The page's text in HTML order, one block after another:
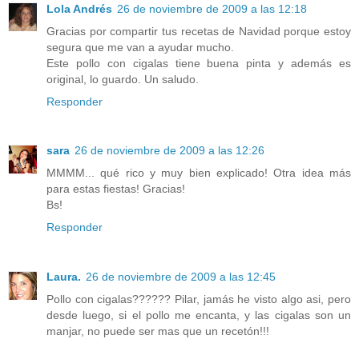
Lola Andrés 26 de noviembre de 2009 a las 12:18
Gracias por compartir tus recetas de Navidad porque estoy
segura que me van a ayudar mucho.
Este pollo con cigalas tiene buena pinta y además es
original, lo guardo. Un saludo.
Responder
sara 26 de noviembre de 2009 a las 12:26
MMMM... qué rico y muy bien explicado! Otra idea más
para estas fiestas! Gracias!
Bs!
Responder
Laura. 26 de noviembre de 2009 a las 12:45
Pollo con cigalas?????? Pilar, jamás he visto algo asi, pero
desde luego, si el pollo me encanta, y las cigalas son un
manjar, no puede ser mas que un recetón!!!